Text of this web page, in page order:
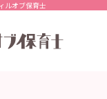
ルオブ保育士